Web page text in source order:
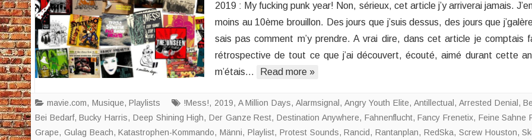
2019
2019 : My fucking punk year! Non, sérieux, cet article j’y arriverai jamais.
moins au 10ème brouillon. Des jours que j’suis dessus, des jours que
sais pas comment m’y prendre. A vrai dire, dans cet article je comptais
rétrospective de tout ce que j’ai découvert, écouté, aimé durant cette
m’étais…
Read more »
mavie.com, Musique,Playlists !Mess!, 2019, A Million Days, Alarmsignal , Angry Youth Elite, Antillectual , Arrested Denial ,
Bei Bedarf,Bucky Harris, Deep Shining High,Der Ganze Rest,Destination Anywhere, Fahnenflucht,Fancy Frenetix, Feine Sahne
Grape, Gulag Beach,Katastrophen-Kommando,Männi, Playlist, Protest Sounds,Rancid,Rantanplan, RedSka, Screw Houston,